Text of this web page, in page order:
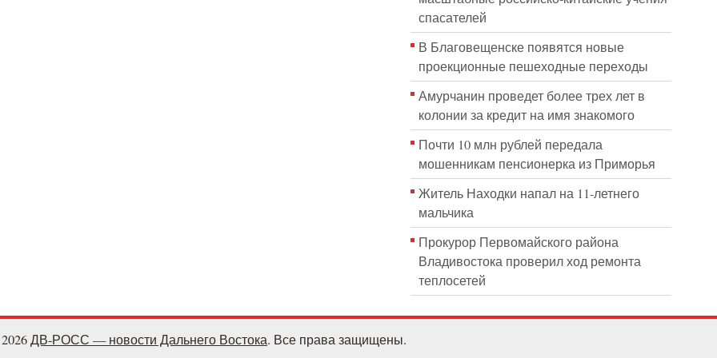
спасателей
В Благовещенске появятся новые
проекционные пешеходные переходы
Амурчанин проведет более трех лет в
колонии за кредит на имя знакомого
Почти 10 млн рублей передала
мошенникам пенсионерка из Приморья
Житель Находки напал на 11-летнего
мальчика
Прокурор Первомайского района
Владивостока проверил ход ремонта
теплосетей
ДВ-РОСС — новости Дальнего Востока. Все права защищены.